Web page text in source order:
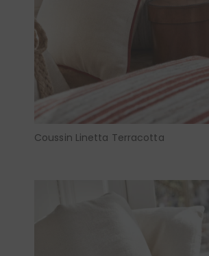
Coussin Linetta Terracotta